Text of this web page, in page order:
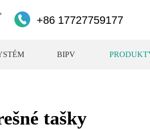
+86 17727759177
BIPV
tašky